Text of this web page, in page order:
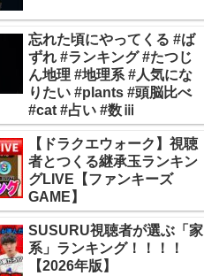
忘れた頃にやってくる #ば
ずれ #ランキング #たつじ
ん地理 #地理系 #人気にな
りたい #plants #頭脳比べ
#cat #占い #数ⅲ
【ドラクエウォーク】視聴
者とつくる継承玉ランキン
グLIVE【ファンキーズ
GAME】
SUSURU視聴者が選ぶ「家
系」ランキング！！！！
【2026年版】